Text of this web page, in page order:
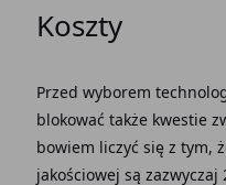
Koszty
Przed wyborem
blokować także kwestie
bowiem liczyć się z tym,
jakościowej są zazwyczaj